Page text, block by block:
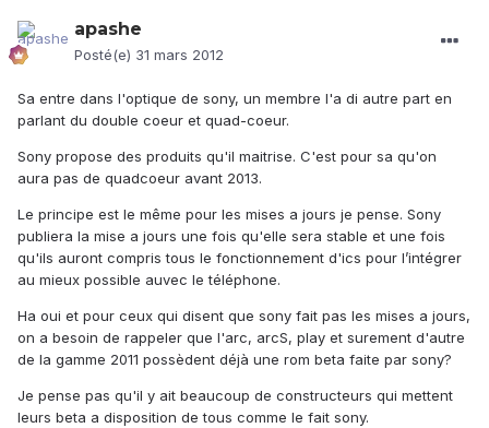
apashe
Posté(e) 31 mars 2012
Sa entre dans l'optique de sony, un membre l'a di autre part en
parlant du double coeur et quad-coeur.
Sony propose des produits qu'il maitrise. C'est pour sa qu'on
aura pas de quadcoeur avant 2013.
Le principe est le même pour les mises a jours je pense. Sony
publiera la mise a jours une fois qu'elle sera stable et une fois
qu'ils auront compris tous le fonctionnement d'ics pour l’intégrer
au mieux possible auvec le téléphone.
Ha oui et pour ceux qui disent que sony fait pas les mises a jours,
on a besoin de rappeler que l'arc, arcS, play et surement d'autre
de la gamme 2011 possèdent déjà une rom beta faite par sony?
Je pense pas qu'il y ait beaucoup de constructeurs qui mettent
leurs beta a disposition de tous comme le fait sony.